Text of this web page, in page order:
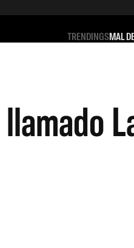
TRENDINGSMAL